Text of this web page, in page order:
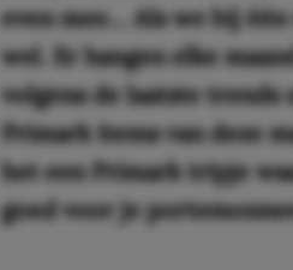
even mee… Als we bij
wel. Er hangen elke
volgens de laatste
Primark items van deze
het een Primark tripje
goed voor je